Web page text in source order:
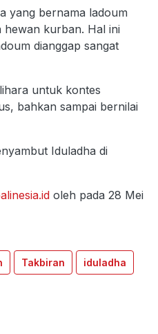
yang bernama ladoum
hewan kurban. Hal ini
dianggap sangat
untuk kontes
bahkan sampai bernilai
Iduladha di
oleh pada 28 Mei
Takbiran iduladha